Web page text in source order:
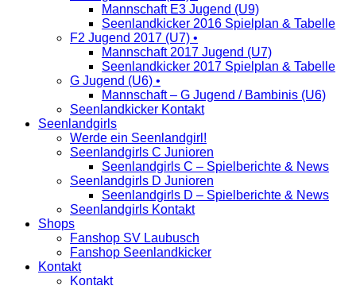
Mannschaft E3 Jugend (U9)
Seenlandkicker 2016 Spielplan & Tabelle
F2 Jugend 2017 (U7) •
Mannschaft 2017 Jugend (U7)
Seenlandkicker 2017 Spielplan & Tabelle
G Jugend (U6) •
Mannschaft – G Jugend / Bambinis (U6)
Seenlandkicker Kontakt
Seenlandgirls
Werde ein Seenlandgirl!
Seenlandgirls C Junioren
Seenlandgirls C – Spielberichte & News
Seenlandgirls D Junioren
Seenlandgirls D – Spielberichte & News
Seenlandgirls Kontakt
Shops
Fanshop SV Laubusch
Fanshop Seenlandkicker
Kontakt
Kontakt